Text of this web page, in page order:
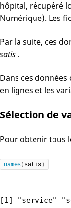
hôpital, récupéré
Numérique). Les
Par la suite, ces
satis .
Dans ces
en lignes et les
Sélection de
Pour obtenir tous
names( satis )
[1] "service"